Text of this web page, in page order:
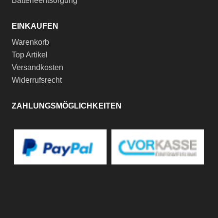
EINKAUFEN
Warenkorb
Top Artikel
Versandkosten
Widerrufsrecht
ZAHLUNGSMÖGLICHKEITEN